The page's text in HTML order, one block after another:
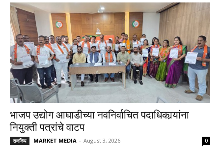
भाजप उद्योग आघाडीच्या नवनिर्वाचित पदाधिकार्‍यांना
नियुक्ती पत्रांचे वाटप
राजकिय MARKET MEDIA - August 3, 2026 0